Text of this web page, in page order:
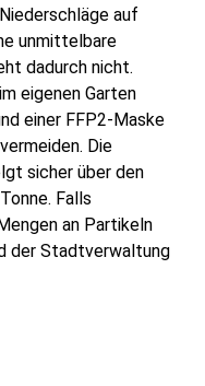
auf
unmittelbare
dadurch nicht.
eigenen Garten
einer FFP2-Maske
Die
sicher über den
Falls
an Partikeln
der Stadtverwaltung